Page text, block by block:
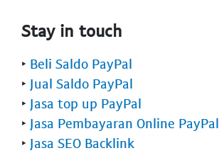
Stay in touch
‣ Beli Saldo PayPal
‣ Jual Saldo PayPal
‣ Jasa top up PayPal
‣ Jasa Pembayaran Online PayPal
‣ Jasa SEO Backlink